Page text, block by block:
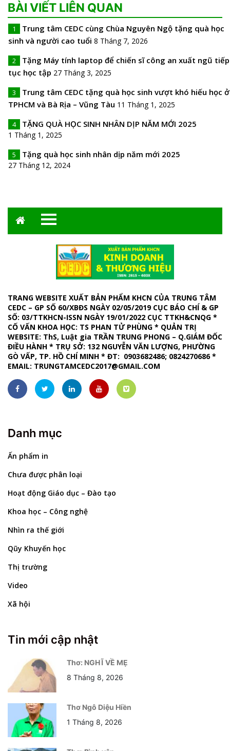
BÀI VIẾT LIÊN QUAN
1
Trung tâm CEDC cùng Chùa Nguyên Ngộ tặng quà học
sinh và người cao tuổi 8 Tháng 7, 2026
2
Tặng Máy tính laptop để chiến sĩ công an xuất ngũ tiếp
tục học tập 27 Tháng 3, 2025
3
Trung tâm CEDC tặng quà học sinh vượt khó hiếu học ở
TPHCM và Bà Rịa – Vũng Tàu 11 Tháng 1, 2025
4 TẶNG QUÀ HỌC SINH NHÂN DỊP NĂM MỚI 2025
1 Tháng 1, 2025
5 Tặng quà học sinh nhân dịp năm mới 2025
27 Tháng 12, 2024
TRANG WEBSITE XUẤT BẢN PHẨM KHCN CỦA TRUNG TÂM
CEDC – GP SỐ 60/XBĐS NGÀY 02/05/2019 CỤC BÁO CHÍ & GP
SỐ: 03/TTKHCN-ISSN NGÀY 19/01/2022 CỤC TTKH&CNQG *
CỐ VẤN KHOA HỌC: TS PHAN TỬ PHÙNG * QUẢN TRỊ
WEBSITE: ThS, Luật gia TRẦN TRUNG PHONG – Q.GIÁM ĐỐC
ĐIỀU HÀNH * TRỤ SỞ: 132 NGUYỄN VĂN LƯỢNG, PHƯỜNG
GÒ VẤP, TP. HỒ CHÍ MINH * ĐT: 0903682486; 0824270686*
EMAIL: TRUNGTAMCEDC2017@GMAIL.COM
Danh mục
Ấn phẩm in
Chưa được phân loại
Hoạt động Giáo dục – Đào tạo
Khoa học – Công nghệ
Nhìn ra thế giới
Qũy Khuyến học
Thị trường
Video
Xã hội
Tin mới cập nhật
Thơ: NGHĨ VỀ MẸ
8 Tháng 8, 2026
Thơ Ngô Diệu Hiền
1 Tháng 8, 2026